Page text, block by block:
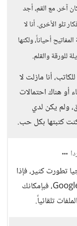
آخر. مع القم، أجد
تلو الأخرى. أنا لا
أحياناً، ولكنها
للورقة والقلم.
أنا مازلت لا
أو هناك احتمالات
ولم يكن لدي
كتبتها بكل حب.
تطورت كثير، فإذا
استخدمتِ Google Docs ، Google drive، فبإمكانك
تلقائياً.